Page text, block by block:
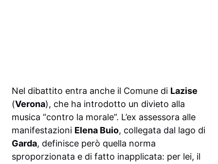
Nel dibattito entra anche il Comune di Lazise
(Verona), che ha introdotto un divieto alla
musica “contro la morale”. L’ex assessora alle
manifestazioni Elena Buio, collegata dal lago di
Garda, definisce però quella norma
sproporzionata e di fatto inapplicata: per lei, il